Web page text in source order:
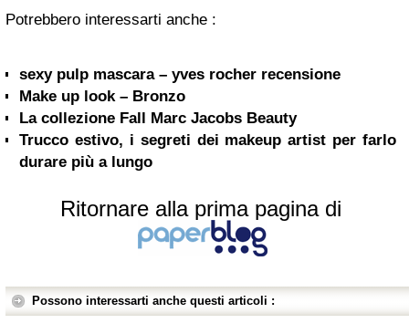
Potrebbero interessarti anche :
sexy pulp mascara – yves rocher recensione
Make up look – Bronzo
La collezione Fall Marc Jacobs Beauty
Trucco estivo, i segreti dei makeup artist per farlo
durare più a lungo
Ritornare alla prima pagina di
Possono interessarti anche questi articoli :